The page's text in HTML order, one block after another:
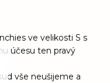
ve velikosti S s
účesu ten pravý
vše neušijeme a